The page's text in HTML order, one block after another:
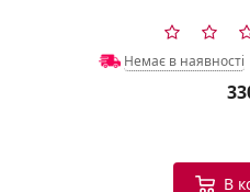
Немає в наявності
В